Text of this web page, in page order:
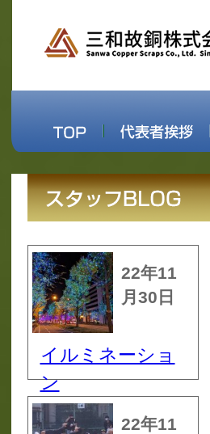
22年11
月30日
イルミネーショ
ン
22年11